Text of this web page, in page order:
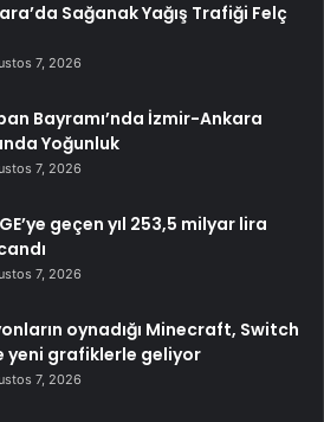
Sağanak Yağış Trafiği Felç
7, 2026
Bayramı’nda İzmir-Ankara
Yoğunluk
7, 2026
geçen yıl 253,5 milyar lira
7, 2026
oynadığı Minecraft, Switch
yeni grafiklerle geliyor
7, 2026